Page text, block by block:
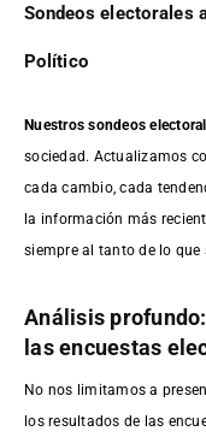
Sondeos electorales
Político
Nuestros sondeos
sociedad. Actualizamos
cada cambio, cada
la información más
siempre al tanto de lo que
Análisis
las encuestas
No nos limitamos a
los resultados de las